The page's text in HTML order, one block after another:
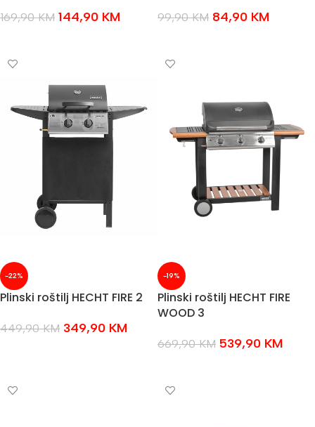
169,90KM 144,90 KM 99,90KM 84,90 KM
-22%
Plinski roštilj HECHT FIRE 2
449,90KM 349,90 KM
-19%
Plinski roštilj HECHT FIRE
WOOD 3
669,90KM 539,90 KM